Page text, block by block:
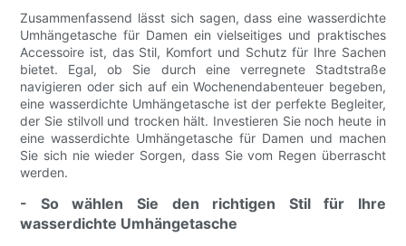
Zusammenfassend lässt sich sagen, dass eine wasserdichte
Umhängetasche für Damen ein vielseitiges und praktisches
Accessoire ist, das Stil, Komfort und Schutz für Ihre Sachen
bietet. Egal, ob Sie durch eine verregnete Stadtstraße
navigieren oder sich auf ein Wochenendabenteuer begeben,
eine wasserdichte Umhängetasche ist der perfekte Begleiter,
der Sie stilvoll und trocken hält. Investieren Sie noch heute in
eine wasserdichte Umhängetasche für Damen und machen
Sie sich nie wieder Sorgen, dass Sie vom Regen überrascht
werden.
- So wählen Sie den richtigen Stil für Ihre
wasserdichte Umhängetasche